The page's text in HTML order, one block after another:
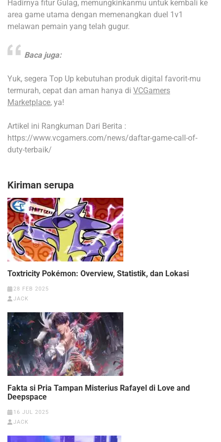
Hadirnya fitur Gulag, memungkinkanmu untuk kembali ke
area game utama dengan memenangkan duel 1v1
melawan pemain yang telah gugur.
Baca juga:
Yuk, segera Top Up kebutuhan produk digital favorit-mu
termurah, cepat dan aman hanya di VCGamers
Marketplace, ya!
Artikel ini Rangkuman Dari Berita :
https://www.vcgamers.com/news/daftar-game-call-of-
duty-terbaik/
Kiriman serupa
Toxtricity Pokémon: Overview, Statistik, dan Lokasi
28 FEB 2025
JACK
Fakta si Pria Tampan Misterius Rafayel di Love and
Deepspace
16 JUL 2025
JACK